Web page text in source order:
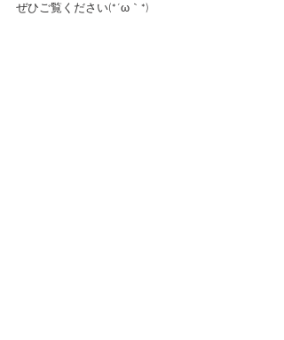
ぜひご覧ください(*´ω｀*)